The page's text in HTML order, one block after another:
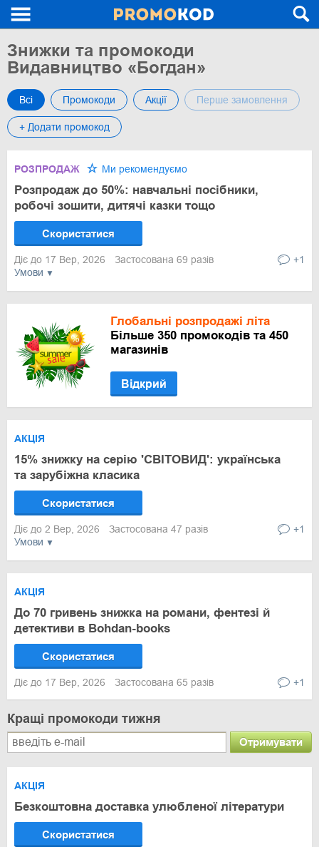
Знижки та промокоди
Видавництво «Богдан»
Всі Промокоди Акції Перше замовлення
+ Додати промокод
Умови
РОЗПРОДАЖ Ми рекомендуємо
Розпродаж до 50%: навчальні посібники,
робочі зошити, дитячі казки тощо
Скористатися
Діє до 17 Вер, 2026 Застосована 69 разів +1
Глобальні розпродажі літа
Більше 350 промокодів та 450
магазинів
Відкрий
Умови
АКЦІЯ
15% знижку на серію 'СВІТОВИД': українська
та зарубіжна класика
Скористатися
Діє до 2 Вер, 2026 Застосована 47 разів +1
АКЦІЯ
До 70 гривень знижка на романи, фентезі й
детективи в Bohdan-books
Скористатися
Діє до 17 Вер, 2026 Застосована 65 разів +1
Кращі промокоди тижня
Отримувати
АКЦІЯ
Безкоштовна доставка улюбленої літератури
Скористатися